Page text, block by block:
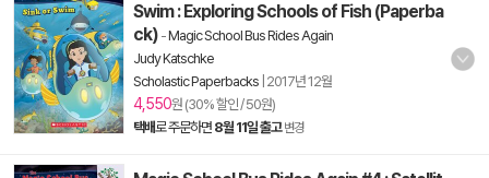
Swim : Exploring Schools of Fish (Paperba
ck) -Magic School Bus Rides Again
Judy Katschke
Scholastic Paperbacks 2017년 12월
4,550원 (30% 할인 / 50원)
택배로 주문하면 8월 11일 출고 변경